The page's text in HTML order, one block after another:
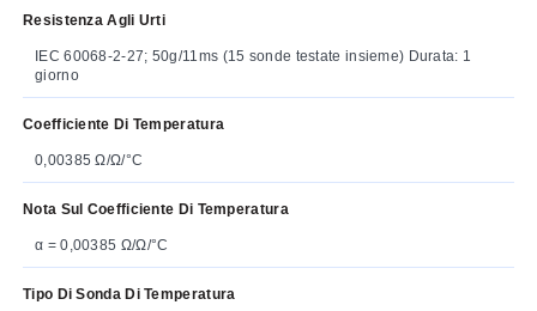
Resistenza Agli Urti
IEC 60068-2-27; 50g/11ms (15 sonde testate insieme) Durata: 1
giorno
Coefficiente Di Temperatura
0,00385 Ω/Ω/°C
Nota Sul Coefficiente Di Temperatura
α = 0,00385 Ω/Ω/°C
Tipo Di Sonda Di Temperatura